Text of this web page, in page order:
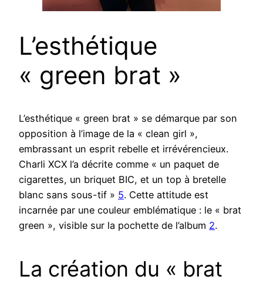
L’esthétique
« green brat »
L’esthétique « green brat » se démarque par son
opposition à l’image de la « clean girl »,
embrassant un esprit rebelle et irrévérencieux.
Charli XCX l’a décrite comme « un paquet de
cigarettes, un briquet BIC, et un top à bretelle
blanc sans sous-tif » 5. Cette attitude est
incarnée par une couleur emblématique : le « brat
green », visible sur la pochette de l’album 2.
La création du « brat